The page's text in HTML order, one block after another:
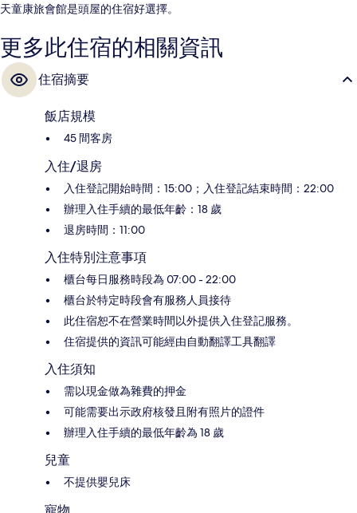
天童康旅會館是頭屋的住宿好選擇。
更多此住宿的相關資訊
住宿摘要
飯店規模
45 間客房
入住/退房
入住登記開始時間：15:00；入住登記結束時間：22:00
辦理入住手續的最低年齡：18 歲
退房時間：11:00
入住特別注意事項
櫃台每日服務時段為 07:00 - 22:00
櫃台於特定時段會有服務人員接待
此住宿恕不在營業時間以外提供入住登記服務。
住宿提供的資訊可能經由自動翻譯工具翻譯
入住須知
需以現金做為雜費的押金
可能需要出示政府核發且附有照片的證件
辦理入住手續的最低年齡為 18 歲
兒童
不提供嬰兒床